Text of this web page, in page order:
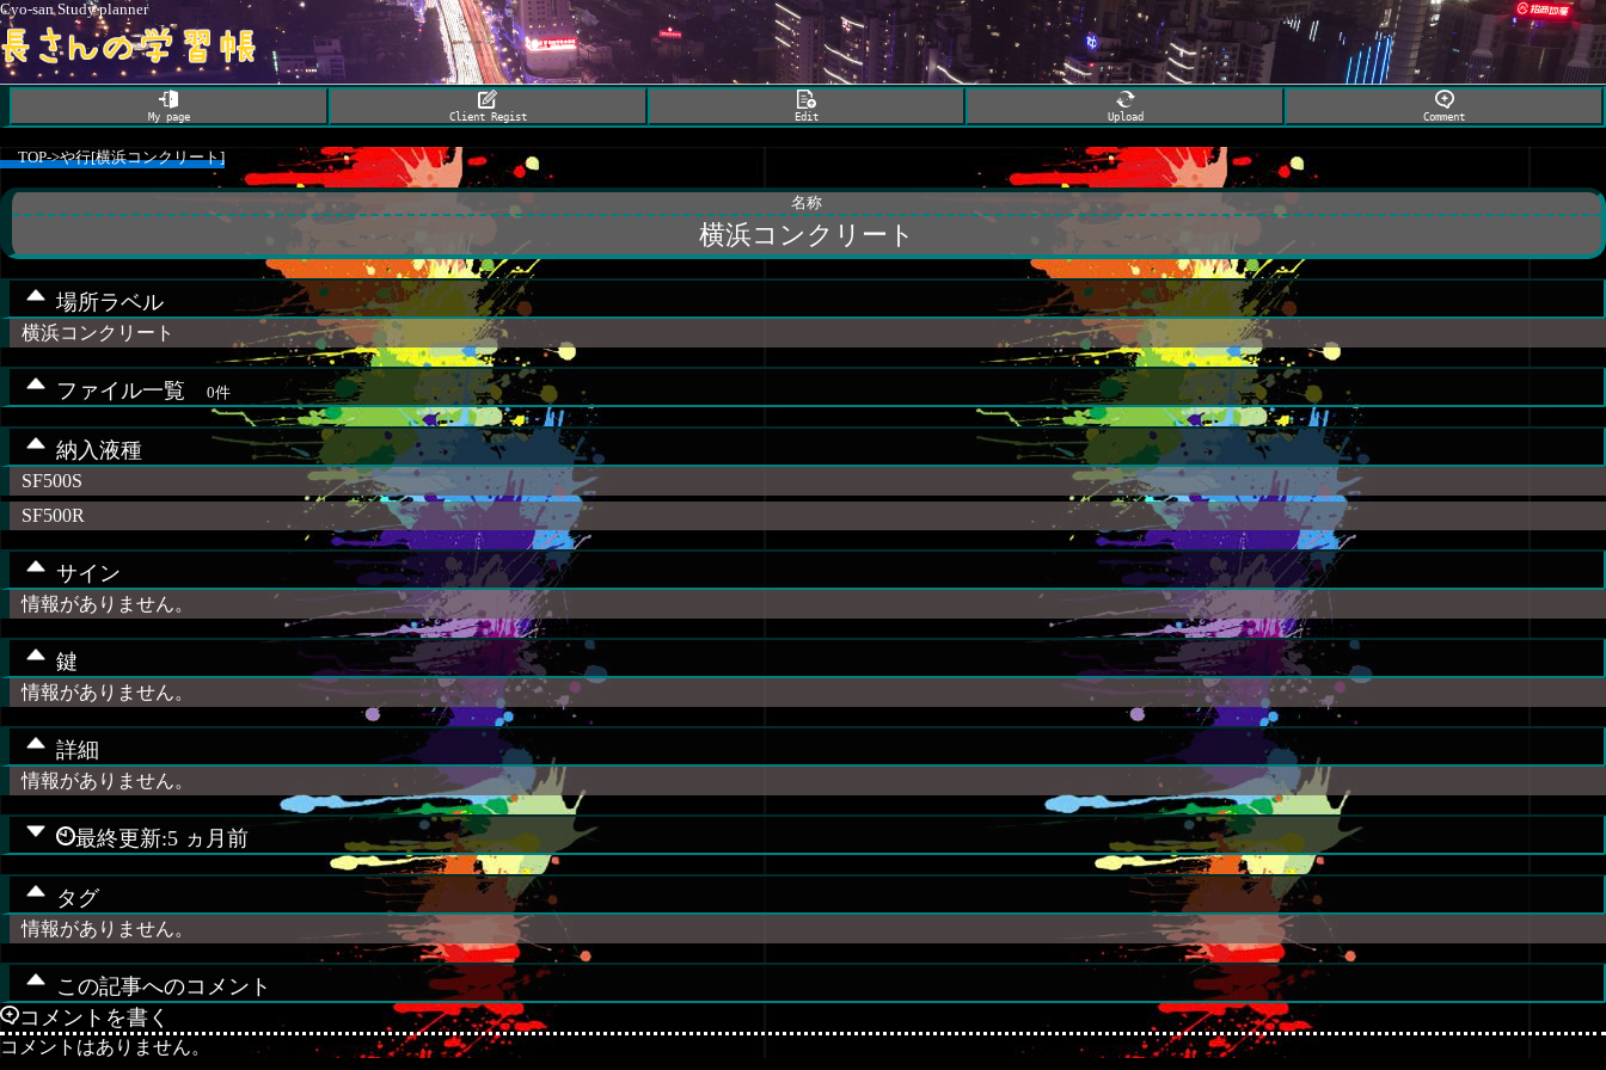
Cyo-san Study planner
My page Client Regist Edit Upload Comment
TOP->や行[横浜コンクリート]
名称
横浜コンクリート
場所ラベル
横浜コンクリート
ファイル一覧 0件
納入液種
SF500S
SF500R
サイン
情報がありません。
鍵
情報がありません。
詳細
情報がありません。
最終更新:5 ヵ月前
タグ
情報がありません。
この記事へのコメント
コメントを書く
コメントはありません。